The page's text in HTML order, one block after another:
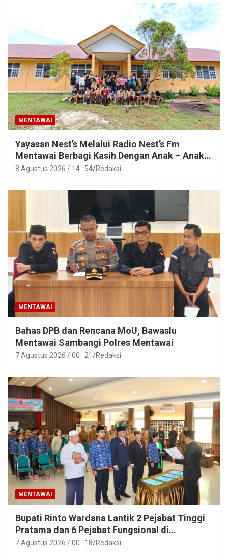
MENTAWAI
Yayasan Nest’s Melalui Radio Nest’s Fm
Mentawai Berbagi Kasih Dengan Anak – Anak
Asrama SMAN 2 Sipora
8 Agustus 2026 / 14 : 54 Redaksi
MENTAWAI
Bahas DPB dan Rencana MoU, Bawaslu
Mentawai Sambangi Polres Mentawai
7 Agustus 2026 / 00 : 21 Redaksi
MENTAWAI
Bupati Rinto Wardana Lantik 2 Pejabat Tinggi
Pratama dan 6 Pejabat Fungsional di
Lingkungan Pemkab Kepulauan Mentawai
7 Agustus 2026 / 00 : 18 Redaksi